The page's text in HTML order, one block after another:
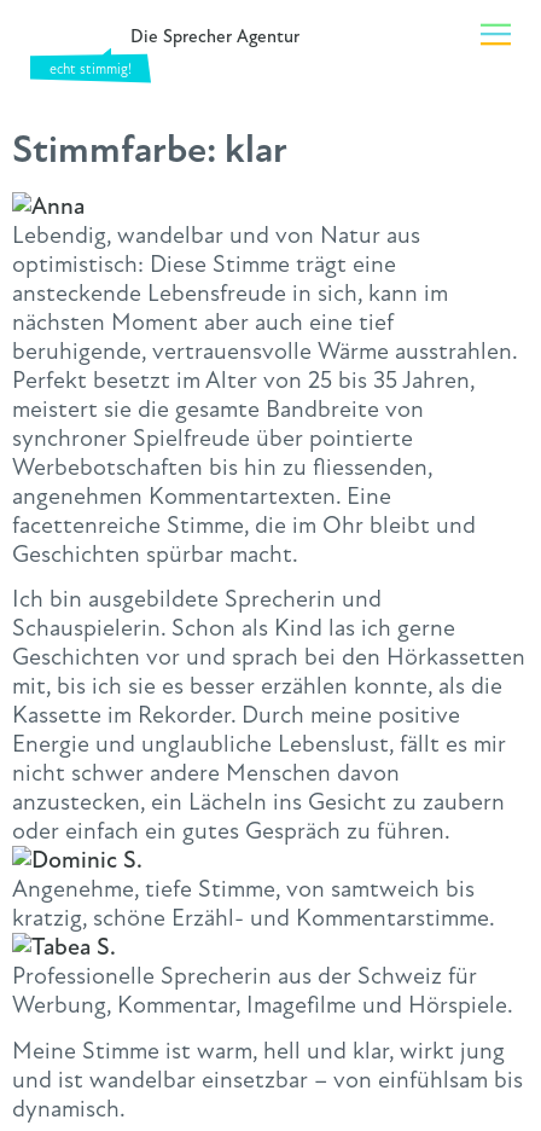
Die Sprecher Agentur
Stimmfarbe: klar
Lebendig, wandelbar und von Natur aus
optimistisch: Diese Stimme trägt eine
ansteckende Lebensfreude in sich, kann im
nächsten Moment aber auch eine tief
beruhigende, vertrauensvolle Wärme ausstrahlen.
Perfekt besetzt im Alter von 25 bis 35 Jahren,
meistert sie die gesamte Bandbreite von
synchroner Spielfreude über pointierte
Werbebotschaften bis hin zu fliessenden,
angenehmen Kommentartexten. Eine
facettenreiche Stimme, die im Ohr bleibt und
Geschichten spürbar macht.
Ich bin ausgebildete Sprecherin und
Schauspielerin. Schon als Kind las ich gerne
Geschichten vor und sprach bei den Hörkassetten
mit, bis ich sie es besser erzählen konnte, als die
Kassette im Rekorder. Durch meine positive
Energie und unglaubliche Lebenslust, fällt es mir
nicht schwer andere Menschen davon
anzustecken, ein Lächeln ins Gesicht zu zaubern
oder einfach ein gutes Gespräch zu führen.
Angenehme, tiefe Stimme, von samtweich bis
kratzig, schöne Erzähl- und Kommentarstimme.
Professionelle Sprecherin aus der Schweiz für
Werbung, Kommentar, Imagefilme und Hörspiele.
Meine Stimme ist warm, hell und klar, wirkt jung
und ist wandelbar einsetzbar – von einfühlsam bis
dynamisch.